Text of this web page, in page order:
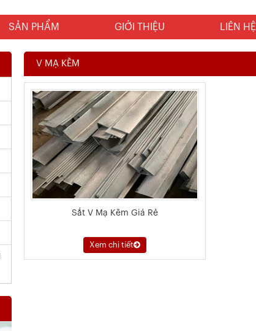
SẢN PHẨM GIỚI THIỆU LIÊN HỆ
V MẠ KẼM
Sắt V Mạ Kẽm Giá Rẻ
Xem chi tiết